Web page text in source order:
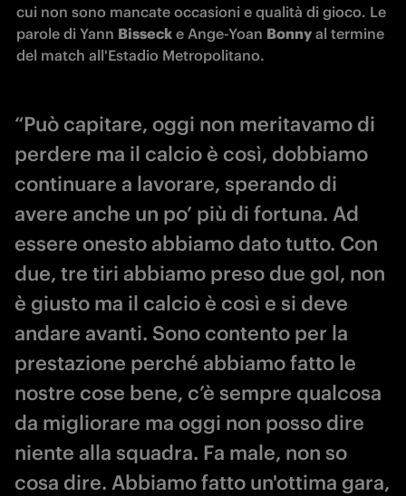
cui non sono mancate occasioni e qualità di gioco. Le
parole di Yann Bisseck e Ange-Yoan Bonny al termine
del match all'Estadio Metropolitano.
“Può capitare, oggi non meritavamo di
perdere ma il calcio è così, dobbiamo
continuare a lavorare, sperando di
avere anche un po’ più di fortuna. Ad
essere onesto abbiamo dato tutto. Con
due, tre tiri abbiamo preso due gol, non
è giusto ma il calcio è così e si deve
andare avanti. Sono contento per la
prestazione perché abbiamo fatto le
nostre cose bene, c’è sempre qualcosa
da migliorare ma oggi non posso dire
niente alla squadra. Fa male, non so
cosa dire. Abbiamo fatto un'ottima gara,